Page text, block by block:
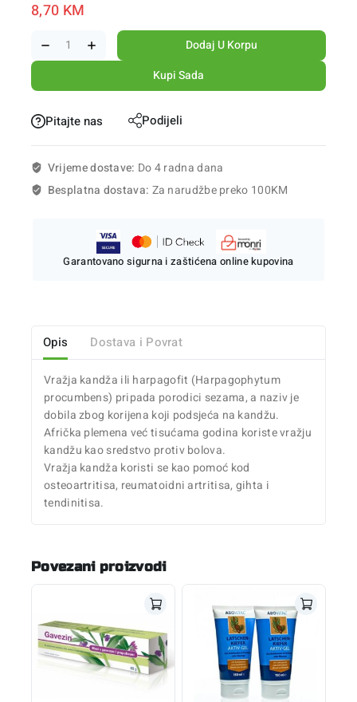
8,70 KM
Dodaj U Korpu
Kupi Sada
Pitajte nas Podijeli
Vrijeme dostave: Do 4 radna dana
Besplatna dostava: Za narudžbe preko 100KM
Garantovano sigurna i zaštićena online kupovina
Opis Dostava i Povrat
Vražja kandža ili harpagofit (Harpagophytum
procumbens) pripada porodici sezama, a naziv je
dobila zbog korijena koji podsjeća na kandžu.
Afrička plemena već tisućama godina koriste vražju
kandžu kao sredstvo protiv bolova.
Vražja kandža koristi se kao pomoć kod
osteoartritisa, reumatoidni artritisa, gihta i
tendinitisa.
Povezani proizvodi